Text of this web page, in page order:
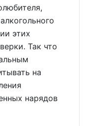
этих
Так что
на
нарядов